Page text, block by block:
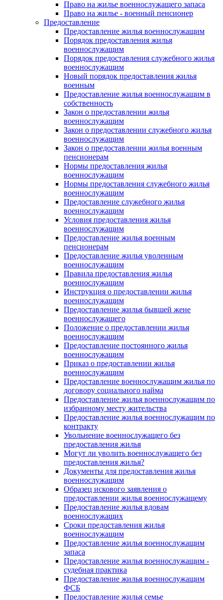
Право на жилье военнослужащего запаса
Право на жилье - военный пенсионер
Предоставление
Предоставление жилья военнослужащим
Порядок предоставления жилья
военнослужащим
Порядок предоставления служебного жилья
военнослужащим
Новый порядок предоставления жилья
военным
Предоставление жилья военнослужащим в
собственность
Закон о предоставлении жилья
военнослужащим
Закон о предоставлении служебного жилья
военнослужащим
Закон о предоставлении жилья военным
пенсионерам
Нормы предоставления жилья
военнослужащим
Нормы предоставления служебного жилья
военнослужащим
Предоставление служебного жилья
военнослужащим
Условия предоставления жилья
военнослужащим
Предоставление жилья военным
пенсионерам
Предоставление жилья уволенным
военнослужащим
Правила предоставления жилья
военнослужащим
Инструкция о предоставлении жилья
военнослужащим
Предоставление жилья бывшей жене
военнослужащего
Положение о предоставлении жилья
военнослужащим
Предоставление постоянного жилья
военнослужащим
Приказ о предоставлении жилья
военнослужащим
Предоставление военнослужащим жилья по
договору социального найма
Предоставление жилья военнослужащим по
избранному месту жительства
Предоставление жилья военнослужащим по
контракту
Увольнение военнослужащего без
предоставления жилья
Могут ли уволить военнослужащего без
предоставления жилья?
Документы для предоставления жилья
военнослужащим
Образец искового заявления о
предоставлении жилья военнослужащему
Предоставление жилья вдовам
военнослужащих
Сроки предоставления жилья
военнослужащим
Предоставление жилья военнослужащим
запаса
Предоставление жилья военнослужащим -
судебная практика
Предоставление жилья военнослужащим
ФСБ
Предоставление жилья семье